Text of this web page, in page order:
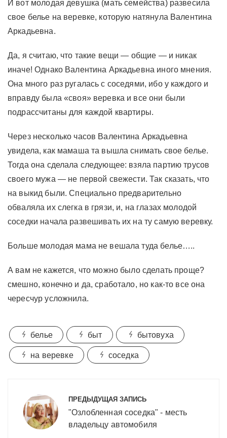
И вот молодая девушка (мать семейства) развесила
свое белье на веревке, которую натянула Валентина
Аркадьевна.
Да, я считаю, что такие вещи — общие — и никак
иначе! Однако Валентина Аркадьевна иного мнения.
Она много раз ругалась с соседями, ибо у каждого и
вправду была «своя» веревка и все они были
подрассчитаны для каждой квартиры.
Через несколько часов Валентина Аркадьевна
увидела, как мамаша та вышла снимать свое белье.
Тогда она сделала следующее: взяла партию трусов
своего мужа — не первой свежести. Так сказать, что
на выкид были. Специально предварительно
обваляла их слегка в грязи, и, на глазах молодой
соседки начала развешивать их на ту самую веревку.
Больше молодая мама не вешала туда белье…..
А вам не кажется, что можно было сделать проще?
смешно, конечно и да, сработало, но как-то все она
чересчур усложнила.
белье быт бытовуха
на веревке соседка
записям
ПРЕДЫДУЩАЯ ЗАПИСЬ
"Озлобленная соседка" - месть
владельцу автомобиля